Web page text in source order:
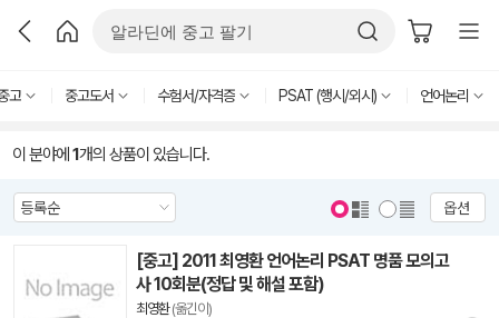
고 중고도서 수험서/자격증 PSAT (행시/외시) 언어논리
이 분야에 1개의 상품이 있습니다.
옵션
[중고] 2011 최영환 언어논리 PSAT 명품 모의고
사 10회분(정답 및 해설 포함)
최영환(옮긴이)